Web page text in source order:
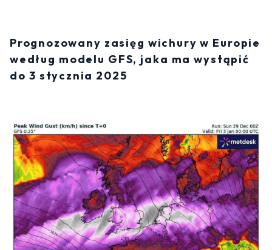
Prognozowany zasięg wichury w Europie
według modelu GFS, jaka ma wystąpić
do 3 stycznia 2025